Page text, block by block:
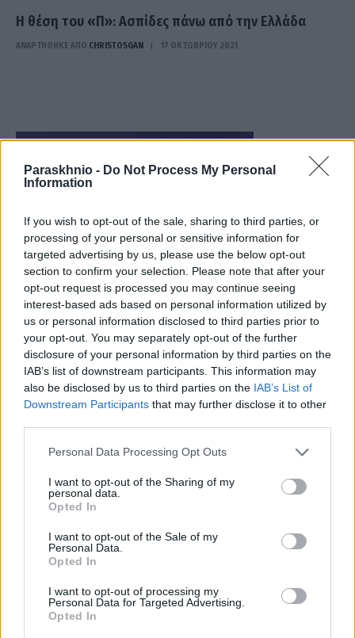
Paraskhnio - Do Not Process My Personal
Information
If you wish to opt-out of the sale, sharing to third parties, or
processing of your personal or sensitive information for
targeted advertising by us, please use the below opt-out
section to confirm your selection. Please note that after your
opt-out request is processed you may continue seeing
interest-based ads based on personal information utilized by
us or personal information disclosed to third parties prior to
your opt-out. You may separately opt-out of the further
disclosure of your personal information by third parties on the
IAB’s list of downstream participants. This information may
also be disclosed by us to third parties on the IAB’s List of
Downstream Participants that may further disclose it to other
Please note that this website/app uses one or more Google
not limited to your visit or usage behaviour. You may click to
grant or deny consent to Google and its third-party tags to
use your data for below specified purposes in below Google
consent section.
Personal Data Processing Opt Outs
I want to opt-out of the Sharing of my
personal data.
Opted In
I want to opt-out of the Sale of my
Personal Data.
Opted In
I want to opt-out of processing my
Personal Data for Targeted Advertising.
Opted In
Η θέση του «Π»: Ασπίδες πάνω από την Ελλάδα
ΑΝΑΡΤΗΘΗΚΕ ΑΠΟ CHRISTOSGAN 17 ΟΚΤΩΒΡΊΟΥ 2021
ΣΧΕΤΙΚΑ ΜΕ ΕΜΑΣ
Η εταιρεία με την επωνυμία “POLITICAL MEDIA GROUP A.E.” και κατ’
επέκταση η ιστοσελίδα που κατέχει αυτή “www.paraskhnio.gr”
Μαρτίου 2018 σχετικά με τα μέτρα για την αποτελεσματική
αντιμετώπιση του παράνομου περιεχομένου στο διαδίκτυο (L 63).